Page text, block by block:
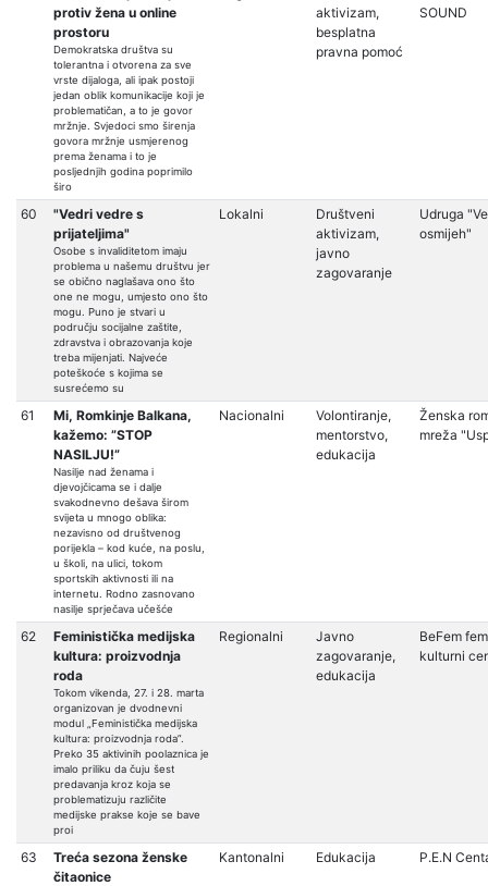
protiv žena u online
prostoru
Demokratska društva su
tolerantna i otvorena za sve
vrste dijaloga, ali ipak postoji
jedan oblik komunikacije koji je
problematičan, a to je govor
mržnje. Svjedoci smo širenja
govora mržnje usmjerenog
prema ženama i to je
posljednjih godina poprimilo
širo
aktivizam,
besplatna
pravna pomoć
SOUND
60
"Vedri vedre s
prijateljima"
Osobe s invaliditetom imaju
problema u našemu društvu jer
se obično naglašava ono što
one ne mogu, umjesto ono što
mogu. Puno je stvari u
području socijalne zaštite,
zdravstva i obrazovanja koje
treba mijenjati. Najveće
poteškoće s kojima se
susrećemo su
Lokalni
Društveni
aktivizam,
javno
zagovaranje
Udruga
osmijeh"
61
Mi, Romkinje Balkana,
kažemo: ”STOP
NASILJU!”
Nasilje nad ženama i
djevojčicama se i dalje
svakodnevno dešava širom
svijeta u mnogo oblika:
nezavisno od društvenog
porijekla – kod kuće, na poslu,
u školi, na ulici, tokom
sportskih aktivnosti ili na
internetu. Rodno zasnovano
nasilje sprječava učešće
Nacionalni
Volontiranje,
mentorstvo,
edukacija
Ženska
mreža
62
Feministička medijska
kultura: proizvodnja
roda
Tokom vikenda, 27. i 28. marta
organizovan je dvodnevni
modul „Feministička medijska
kultura: proizvodnja roda”.
Preko 35 aktivinih poolaznica je
imalo priliku da čuju šest
predavanja kroz koja se
problematizuju različite
medijske prakse koje se bave
proi
Regionalni
Javno
zagovaranje,
edukacija
BeFem
kulturni
63
Treća sezona ženske
čitaonice
Kantonalni Edukacija P.E.N